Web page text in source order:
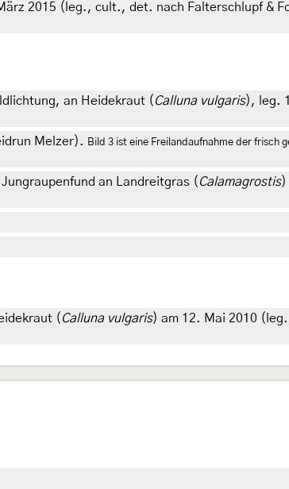
2015 (leg., cult., det. nach Falterschlupf &
an Heidekraut ( Calluna vulgaris), leg.
Melzer). Bild 3 ist eine Freilandaufnahme der frisch
an Landreitgras ( Calamagrostis)
( Calluna vulgaris) am 12. Mai 2010